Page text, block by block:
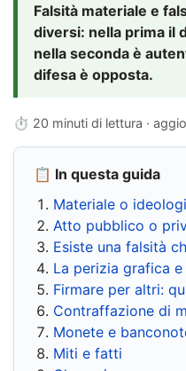
Falsità materiale e
diversi: nella prima il
nella seconda è
difesa è opposta.
⏱ 20 minuti di lettura ·
📋 In questa guida
Materiale o
Atto pubblico o
Esiste una falsità
La perizia grafica
Firmare per altri:
Contraffazione di
Monete e
Miti e fatti